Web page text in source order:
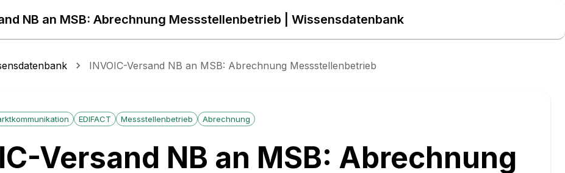
NB an MSB: Abrechnung Messstellenbetrieb | Wissensdatenbank
INVOIC-Versand NB an MSB: Abrechnung Messstellenbetrieb
EDIFACT Messstellenbetrieb Abrechnung
Versand NB an MSB: Abrechnung